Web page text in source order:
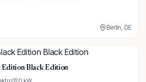
Berlin, DE
Edition Black Edition